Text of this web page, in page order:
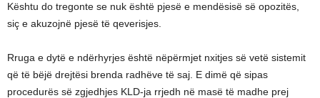
Kështu do tregonte se nuk është pjesë e mendësisë së opozitës,
siç e akuzojnë pjesë të qeverisjes.
Rruga e dytë e ndërhyrjes është nëpërmjet nxitjes së vetë sistemit
që të bëjë drejtësi brenda radhëve të saj. E dimë që sipas
procedurës së zgjedhjes KLD-ja rrjedh në masë të madhe prej